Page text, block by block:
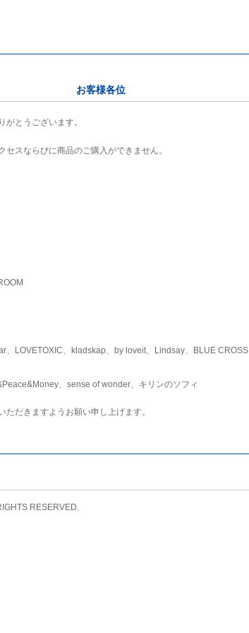
お客様各位
とうございます。
スならびに商品のご購入ができません。
LOVETOXIC、kladskap、by loveit、Lindsay、BLUE CROSS
、sense of wonder、キリンのソフィ
だきますようお願い申し上げます。